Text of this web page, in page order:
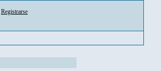
Registrarse